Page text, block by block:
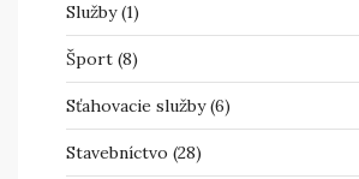
Služby(1)
Šport (8)
Sťahovacie služby(6)
Stavebníctvo (28)